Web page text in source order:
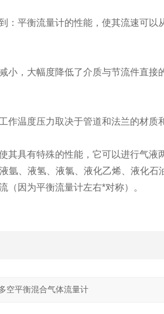
：平衡流量计的性能，使其流速可以
小，大幅度降低了介质与节流件直接
作温度压力取决于管道和法兰的材质
其具有特殊的性能，它可以进行气
氩、液氢、液氯、液化乙烯、液化
（因为平衡流量计左右*对称）。